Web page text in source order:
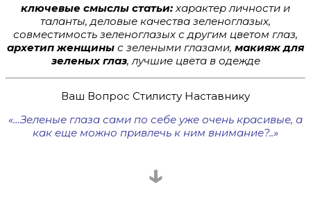
ключевые смыслы статьи: характер личности и
таланты, деловые качества зеленоглазых,
совместимость зеленоглазых с другим цветом глаз,
архетип женщины с зелеными глазами, макияж для
зеленых глаз, лучшие цвета в одежде
Ваш Вопрос Стилисту Наставнику
«…Зеленые глаза сами по себе уже очень красивые, а
как еще можно привлечь к ним внимание?..»
↓